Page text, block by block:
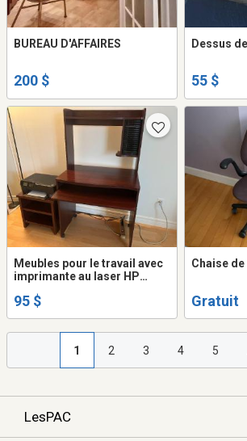
BUREAU D'AFFAIRES
200 $
Dessus
55 $
Meubles pour le travail avec
imprimante au laser HP
95 $
Chaise de
Gratuit
1 2 3 4 5
LesPAC